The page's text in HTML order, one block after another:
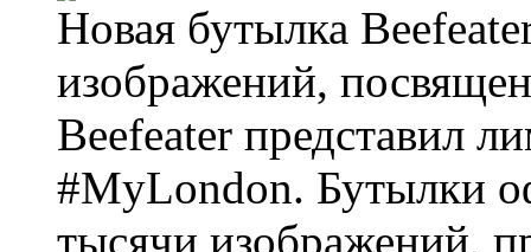
Новая бутылка
изображений,
Beefeater представил
#MyLondon. Бутылки
тысячи изображений,